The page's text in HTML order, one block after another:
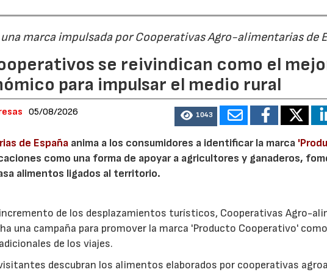
marca impulsada por Cooperativas Agro-alimentarias de
se reivindican como el
para impulsar el medio rural
05/08/2026 1043
de España anima a los consumidores a identificar la marca
como una forma de apoyar a agricultores y ganaderos,
alimentos ligados al territorio.
incremento de los desplazamientos turísticos, Cooperativas Agro-
una campaña para promover la marca 'Producto Cooperativo'
de los viajes.
descubran los alimentos elaborados por cooperativas